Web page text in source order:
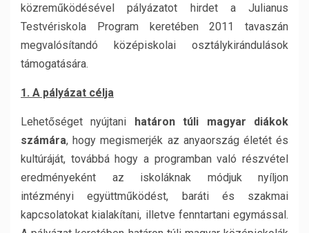
közreműködésével pályázatot hirdet a Julianus
Testvériskola Program keretében 2011 tavaszán
megvalósítandó középiskolai osztálykirándulások
támogatására.
1. A pályázat célja
Lehetőséget nyújtani határon túli magyar diákok
számára, hogy megismerjék az anyaország életét és
kultúráját, továbbá hogy a programban való részvétel
eredményeként az iskoláknak módjuk nyíljon
intézményi együttműködést, baráti és szakmai
kapcsolatokat kialakítani, illetve fenntartani egymással.